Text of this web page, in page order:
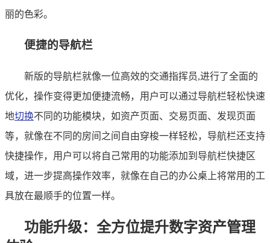
丽的色彩。
便捷的导航栏
新版的导航栏就像一位高效的交通指挥员,进行了全面的
优化，操作变得更加便捷流畅，用户可以通过导航栏轻松快速
地切换不同的功能模块，如资产页面、交易页面、发现页面
等，就像在不同的房间之间自由穿梭一样轻松，导航栏还支持
快捷操作，用户可以将自己常用的功能添加到导航栏快捷区
域，进一步提高操作效率，就像在自己的办公桌上将常用的工
具放在最顺手的位置一样。
功能升级：全方位提升数字资产管理